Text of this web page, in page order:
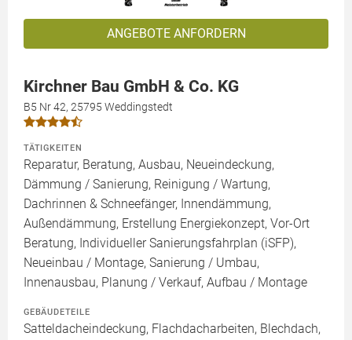
ANGEBOTE ANFORDERN
Kirchner Bau GmbH & Co. KG
B5 Nr 42, 25795 Weddingstedt
TÄTIGKEITEN
Reparatur, Beratung, Ausbau, Neueindeckung,
Dämmung / Sanierung, Reinigung / Wartung,
Dachrinnen & Schneefänger, Innendämmung,
Außendämmung, Erstellung Energiekonzept, Vor-Ort
Beratung, Individueller Sanierungsfahrplan (iSFP),
Neueinbau / Montage, Sanierung / Umbau,
Innenausbau, Planung / Verkauf, Aufbau / Montage
GEBÄUDETEILE
Satteldacheindeckung, Flachdacharbeiten, Blechdach,